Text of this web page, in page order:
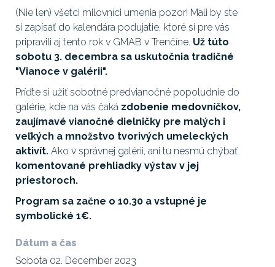
(Nie len) všetci milovníci umenia pozor! Mali by ste
si zapísať do kalendára podujatie, ktoré si pre vás
pripravili aj tento rok v GMAB v Trenčíne. Už túto
sobotu 3. decembra sa uskutočnia tradičné
"Vianoce v galérii".
Príďte si užiť sobotné predvianočné popoludnie do
galérie, kde na vás čaká zdobenie medovníčkov,
zaujímavé vianočné dielničky pre malých i
veľkých a množstvo tvorivých umeleckých
aktivít. Ako v správnej galérii, ani tu nesmú chýbať
komentované prehliadky výstav v jej
priestoroch.
Program sa začne o 10.30 a vstupné je
symbolické 1€.
Dátum a čas
Sobota 02. December 2023